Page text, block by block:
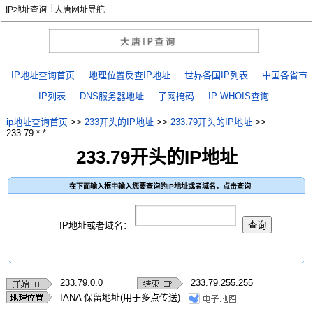
大唐网址导航
IP地址查询
IP地址查询首页 地理位置反查IP地址 世界各国IP列表
中国各省市
IP列表
DNS服务器地址 子网掩码 IP WHOIS查询
ip地址查询首页>> 233开头的IP地址>> 233.79开头的IP地址>>
233.79.*.*
233.79开头的IP地址
在下面输入框中输入您要查询的IP地址或者域名，点击查询
IP地址或者域名：
233.79.0.0
233.79.255.255
IANA 保留地址(用于多点传送)